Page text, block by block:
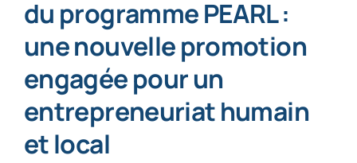
du programme PEARL :
une nouvelle promotion
engagée pour un
entrepreneuriat humain
et local